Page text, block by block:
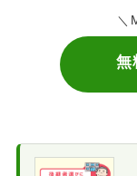
無